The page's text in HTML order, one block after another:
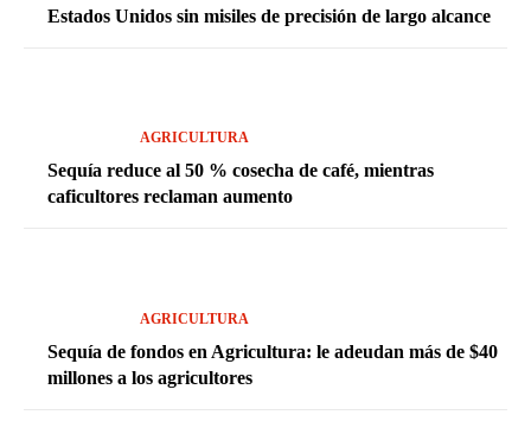
Estados Unidos sin misiles de precisión de largo alcance
AGRICULTURA
Sequía reduce al 50 % cosecha de café, mientras
caficultores reclaman aumento
AGRICULTURA
Sequía de fondos en Agricultura: le adeudan más de $40
millones a los agricultores